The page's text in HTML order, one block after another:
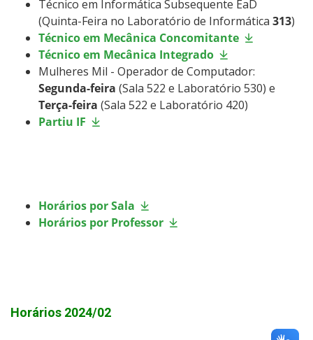
Técnico em Informática Subsequente EaD
(Quinta-Feira no Laboratório de Informática 313)
Técnico em Mecânica Concomitante
Técnico em Mecânica Integrado
Mulheres Mil - Operador de Computador:
Segunda-feira (Sala 522 e Laboratório 530) e
Terça-feira (Sala 522 e Laboratório 420)
Partiu IF
Horários por Sala
Horários por Professor
Horários 2024/02